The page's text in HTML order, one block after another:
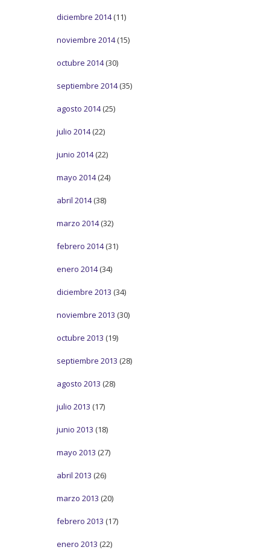
diciembre 2014(11)
noviembre 2014(15)
octubre 2014(30)
septiembre 2014(35)
agosto 2014(25)
julio 2014(22)
junio 2014(22)
mayo 2014(24)
abril 2014(38)
marzo 2014(32)
febrero 2014(31)
enero 2014(34)
diciembre 2013 (34)
noviembre 2013 (30)
octubre 2013 (19)
septiembre 2013 (28)
agosto 2013 (28)
julio 2013 (17)
junio 2013 (18)
mayo 2013 (27)
abril 2013 (26)
marzo 2013 (20)
febrero 2013 (17)
enero 2013 (22)